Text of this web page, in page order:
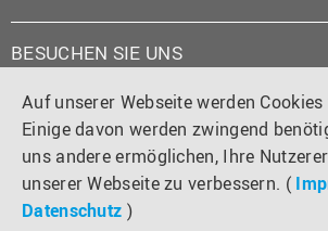
Auf unserer Webseite werden Cookies
Einige davon werden zwingend
uns andere ermöglichen, Ihre
unserer Webseite zu verbessern. (
Datenschutz )
BESUCHEN SIE UNS
Instagram
TiktokLinkedIn
YouTube
Facebook